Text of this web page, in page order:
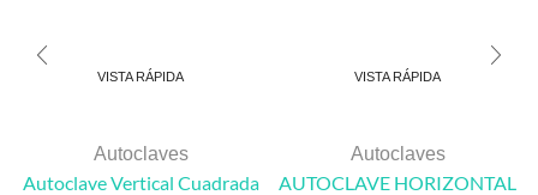
VISTA RÁPIDA
Autoclaves
Autoclave Vertical Cuadrada
VISTA RÁPIDA
Autoclaves
AUTOCLAVE HORIZONTAL